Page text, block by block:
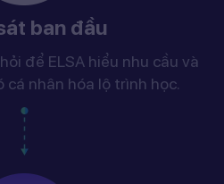
ban đầu
để ELSA hiểu nhu cầu và
nhân hóa lộ trình học.